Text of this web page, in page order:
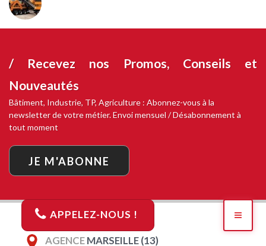
APPELEZ-NOUS !
/ Recevez nos Promos, Conseils et
Nouveautés
Bâtiment, Industrie, TP, Agriculture : Abonnez-vous à la
newsletter de votre métier. Envoi mensuel / Désabonnement à
tout moment
JE M'ABONNE
AGENCEMARSEILLE (13)